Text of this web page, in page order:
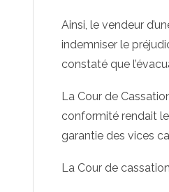
Ainsi, le vendeur
indemniser le
constaté que
La Cour de
conformité rendait
garantie des vices
La Cour de